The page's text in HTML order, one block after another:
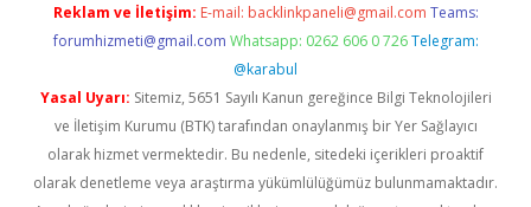
Reklam ve İletişim: E-mail: backlinkpaneli@gmail.com Teams:
forumhizmeti@gmail.com Whatsapp: 0262 606 0 726 Telegram:
@karabul
Yasal Uyarı: Sitemiz, 5651 Sayılı Kanun gereğince Bilgi Teknolojileri
ve İletişim Kurumu (BTK) tarafından onaylanmış bir Yer Sağlayıcı
olarak hizmet vermektedir. Bu nedenle, sitedeki içerikleri proaktif
olarak denetleme veya araştırma yükümlülüğümüz bulunmamaktadır.